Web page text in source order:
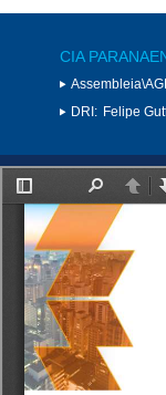
CIA
DRI: Felipe